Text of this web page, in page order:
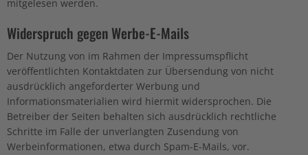
mitgelesen werden.
Widerspruch gegen Werbe-E-Mails
Der Nutzung von im Rahmen der Impressumspflicht
veröffentlichten Kontaktdaten zur Übersendung von nicht
ausdrücklich angeforderter Werbung und
Informationsmaterialien wird hiermit widersprochen. Die
Betreiber der Seiten behalten sich ausdrücklich rechtliche
Schritte im Falle der unverlangten Zusendung von
Werbeinformationen, etwa durch Spam-E-Mails, vor.